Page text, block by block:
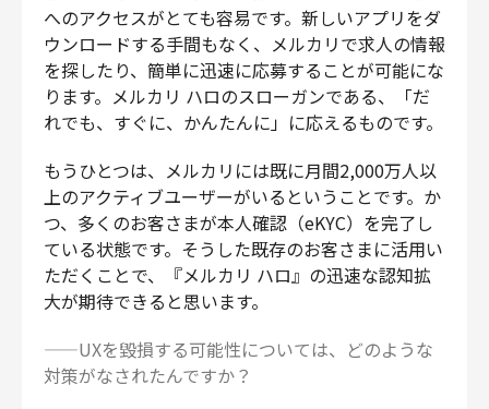
へのアクセスがとても容易です。新しいアプリをダ
ウンロードする手間もなく、メルカリで求人の情報
を探したり、簡単に迅速に応募することが可能にな
ります。メルカリ ハロのスローガンである、「だ
れでも、すぐに、かんたんに」に応えるものです。
もうひとつは、メルカリには既に月間2,000万人以
上のアクティブユーザーがいるということです。か
つ、多くのお客さまが本人確認（eKYC）を完了し
ている状態です。そうした既存のお客さまに活用い
ただくことで、『メルカリ ハロ』の迅速な認知拡
大が期待できると思います。
——UXを毀損する可能性については、どのような
対策がなされたんですか？